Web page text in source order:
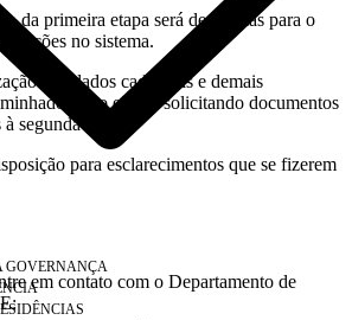
GOVERNANÇA
da primeira etapa será de 10 dias para o
no sistema.
dos dados cadastrais e demais
novo e-mail solicitando documentos
segunda etapa.
para esclarecimentos que se fizerem
em contato com o Departamento de